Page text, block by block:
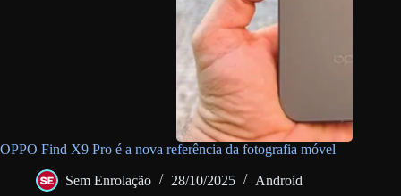
OPPO Find X9 Pro é a nova referência da fotografia móvel
Sem Enrolação 28/10/2025 Android